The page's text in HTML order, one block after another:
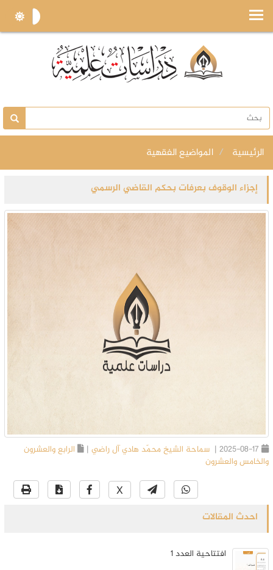
الرئيسية المواضيع الفقهية
إجزاء الوقوف بعرفات بحكم القاضي الرسمي
سماحة الشيخ محمّد هادي آل راضي |
الرابع والعشرون
والخامس والعشرون
X
احدث المقالات
افتتاحية العدد 1